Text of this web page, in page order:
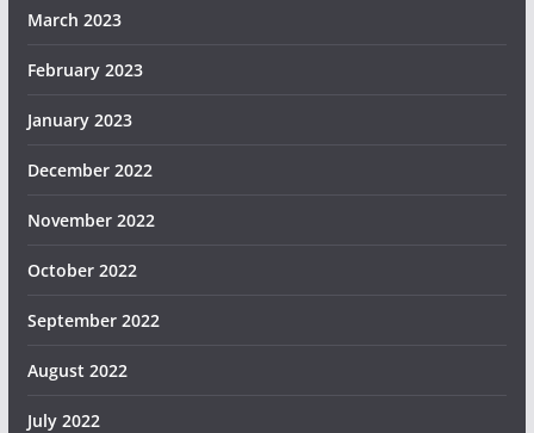
March 2023
February 2023
January 2023
December 2022
November 2022
October 2022
September 2022
August 2022
July 2022